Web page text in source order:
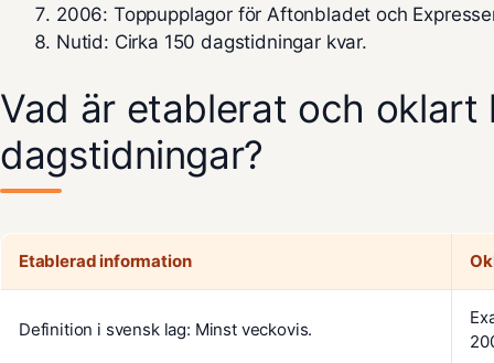
2006: Toppupplagor för Aftonbladet och
Nutid: Cirka 150 dagstidningar kvar.
Vad är etablerat och oklart
dagstidningar?
Etablerad information
Definition i svensk lag: Minst veckovis.